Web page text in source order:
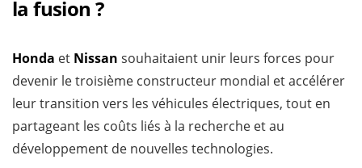
la fusion ?
Honda et Nissan souhaitaient unir leurs forces pour
devenir le troisième constructeur mondial et accélérer
leur transition vers les véhicules électriques, tout en
partageant les coûts liés à la recherche et au
développement de nouvelles technologies.